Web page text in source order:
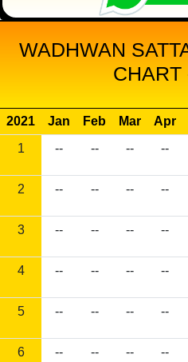
WADHWAN
CHART
2021 Jan Feb Mar Apr
1
-- -- -- --
2 -- -- -- --
3 -- -- -- --
4 -- -- -- --
5 -- -- -- --
6 -- -- -- --